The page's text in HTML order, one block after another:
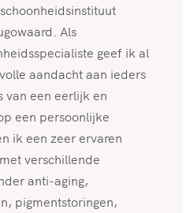
Als
geef ik al
aandacht aan ieders
van een eerlijk en
een persoonlijke
ik een zeer ervaren
verschillende
anti-aging,
pigmentstoringen,